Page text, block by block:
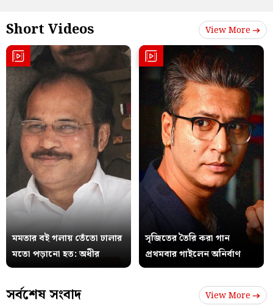
Short Videos View More
মমতার বই গলায় তেঁতো ঢালার
মতো পড়ানো হত: অধীর
সৃজিতের তৈরি করা গান
প্রথমবার গাইলেন অনির্বাণ
সর্বশেষ সংবাদ View More